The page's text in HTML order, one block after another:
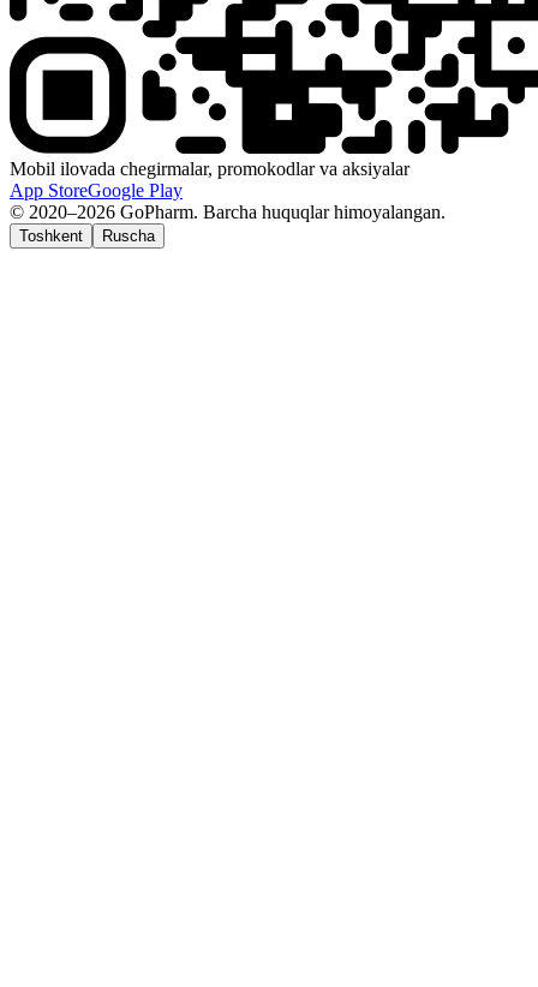
Mobil ilovada chegirmalar, promokodlar va aksiyalar
App StoreGoogle Play
© 2020–2026 GoPharm. Barcha huquqlar himoyalangan.
Toshkent Ruscha